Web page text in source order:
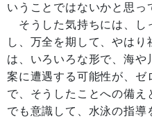
いうことではないかと思っ
そうした気持ちには、し
し、万全を期して、やはり
は、いろいろな形で、海
案に遭遇する可能性が、ゼ
で、そうしたことへの備え
でも意識して、水泳の指導